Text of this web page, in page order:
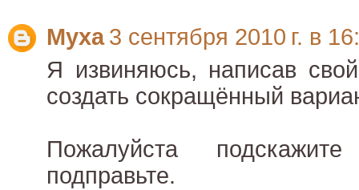
Муха 3 сентября 2010 г. в
Я извиняюсь, написав
создать сокращённый
Пожалуйста
подправьте.